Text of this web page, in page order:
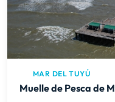
MAR DEL TUYÚ
Muelle de Pesca de